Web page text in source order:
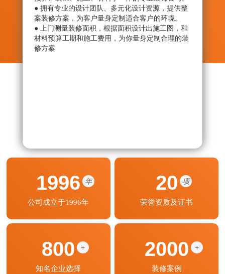
● 拥有专业的设计团队、多元化设计资源，提供整
案装修方案，为客户量身定制适合客户的环境。
● 上门测量装修面积，根据面积设计出施工图，和
材料预算工期和施工费用，为你量身定制合理的装
修方案
1996 年
公司成立于1996年
20 项
荣誉资质及证书
800 +
知名企业选择
2000 +
装修案例